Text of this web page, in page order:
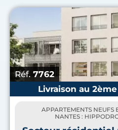
Réf. 7762
Livraison au
APPARTEMENTS NEUFS
NANTES :